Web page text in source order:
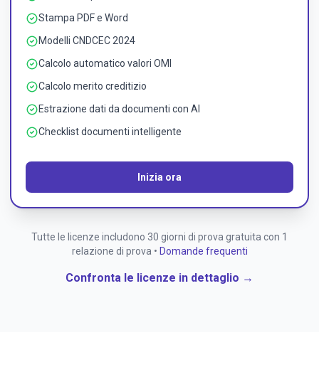
Stampa PDF e Word
Modelli CNDCEC 2024
Calcolo automatico valori OMI
Calcolo merito creditizio
Estrazione dati da documenti con AI
Checklist documenti intelligente
Inizia ora
Tutte le licenze includono 30 giorni di prova gratuita con 1
relazione di prova • Domande frequenti
Confronta le licenze in dettaglio →